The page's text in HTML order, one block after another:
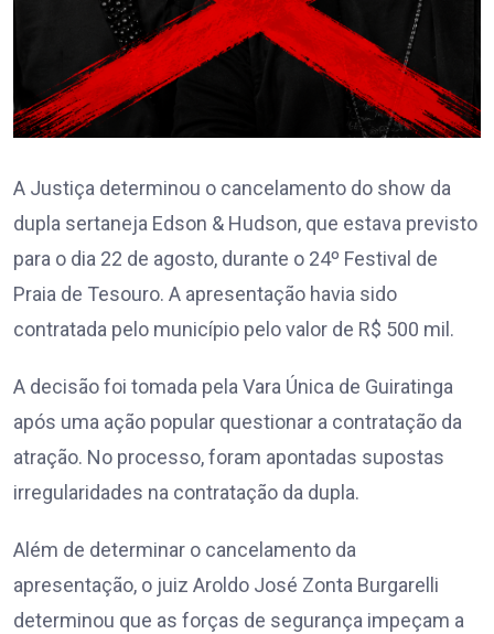
A Justiça determinou o cancelamento do show da
dupla sertaneja Edson & Hudson, que estava previsto
para o dia 22 de agosto, durante o 24º Festival de
Praia de Tesouro. A apresentação havia sido
contratada pelo município pelo valor de R$ 500 mil.
A decisão foi tomada pela Vara Única de Guiratinga
após uma ação popular questionar a contratação da
atração. No processo, foram apontadas supostas
irregularidades na contratação da dupla.
Além de determinar o cancelamento da
apresentação, o juiz Aroldo José Zonta Burgarelli
determinou que as forças de segurança impeçam a